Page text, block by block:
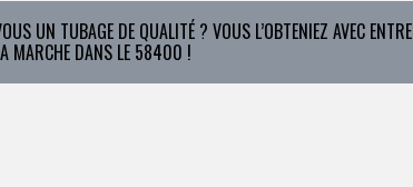
UN TUBAGE DE QUALITÉ ? VOUS L’OBTENIEZ AVEC
MARCHE DANS LE 58400 !